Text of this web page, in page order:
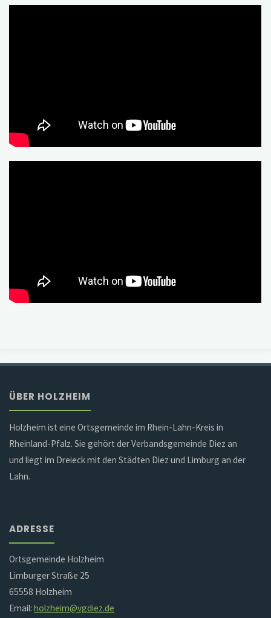
ÜBER HOLZHEIM
Holzheim ist eine Ortsgemeinde im Rhein-Lahn-Kreis in
Rheinland-Pfalz. Sie gehört der Verbandsgemeinde Diez an
und liegt im Dreieck mit den Städten Diez und Limburg an der
Lahn.
ADRESSE
Ortsgemeinde Holzheim
Limburger Straße 25
65558 Holzheim
Email:holzheim@vgdiez.de